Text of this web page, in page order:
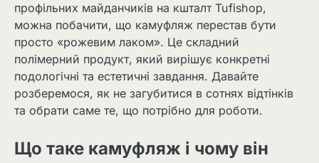
профільних майданчиків на кшталт Tufishop,
можна побачити, що камуфляж перестав бути
просто «рожевим лаком». Це складний
полімерний продукт, який вирішує конкретні
подологічні та естетичні завдання. Давайте
розберемося, як не загубитися в сотнях відтінків
та обрати саме те, що потрібно для роботи.
Що таке камуфляж і чому він